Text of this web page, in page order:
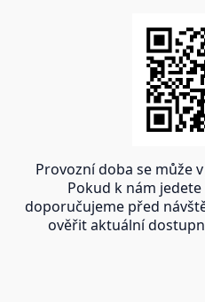
Provozní doba se může
Pokud k nám
doporučujeme před
ověřit aktuální